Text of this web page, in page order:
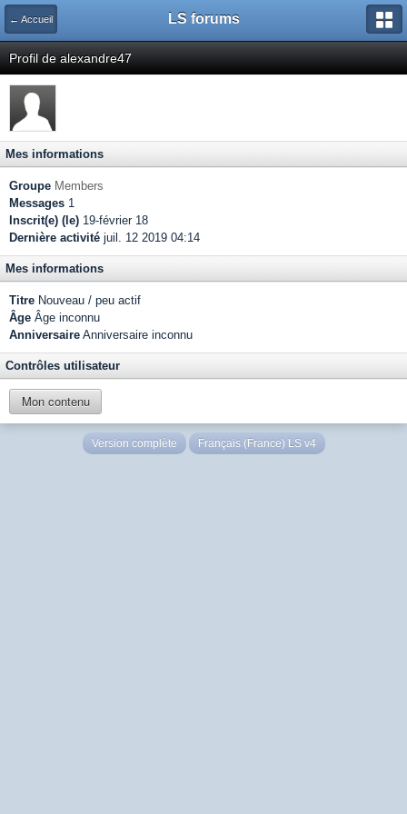
← Accueil LS forums
Profil de alexandre47
Mes informations
Groupe Members
Messages 1
Inscrit(e) (le) 19-février 18
Dernière activité juil. 12 2019 04:14
Mes informations
Titre Nouveau / peu actif
Âge Âge inconnu
Anniversaire Anniversaire inconnu
Contrôles utilisateur
Mon contenu
Version complète Français (France) LS v4